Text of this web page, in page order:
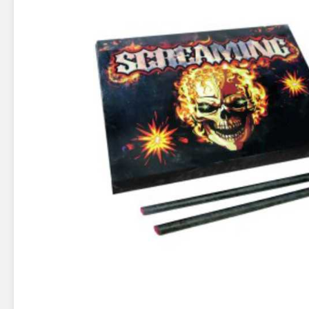
Фейерверки на свадьбу
Фейерверк-шоу
Батареи салютов
Цветной дым
Батареи салютов
Петарды
Терочные
Корсары
Бабочки,
Жуки